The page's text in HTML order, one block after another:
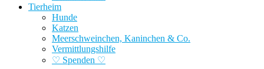
Tierheim
Hunde
Katzen
Meerschweinchen, Kaninchen & Co.
Vermittlungshilfe
♡ Spenden ♡